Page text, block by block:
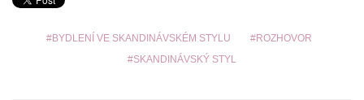
BYDLENÍ VE SKANDINÁVSKÉM STYLU
ROZHOVOR
SKANDINÁVSKÝ STYL